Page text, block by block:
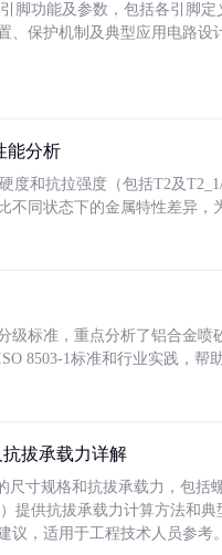
脚功能及参数，包括各引脚
、保护机制及典型应用电路
能分析
度和抗拉强度（包括T2及
不同状态下的金属特性差异，
级标准，重点分析了铝合金喷
8503-1标准和行业实践，帮
拔承载力详解
尺寸规格和抗拔承载力，包
提供抗拔承载力计算方法和
议，适用于工程技术人员参考。